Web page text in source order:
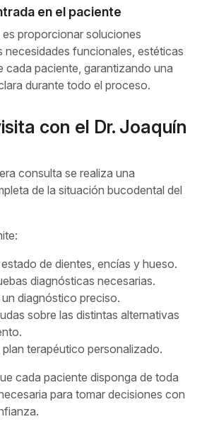
en el paciente
proporcionar soluciones
necesidades funcionales, estéticas
cada paciente, garantizando una
durante todo el proceso.
con el Dr. Joaquín
consulta se realiza una
de la situación bucodental del
de dientes, encías y hueso.
diagnósticas necesarias.
diagnóstico preciso.
sobre las distintas alternativas
plan terapéutico personalizado.
cada paciente disponga de toda
para tomar decisiones con